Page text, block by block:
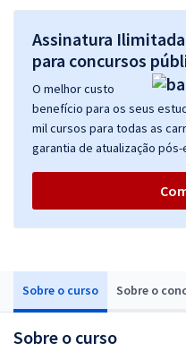
Sobre o curso Sobre o
Sobre o curso
Assinatura
para concursos
O melhor custo
benefício para os seus
mil cursos para todas as
garantia de atualização pós-